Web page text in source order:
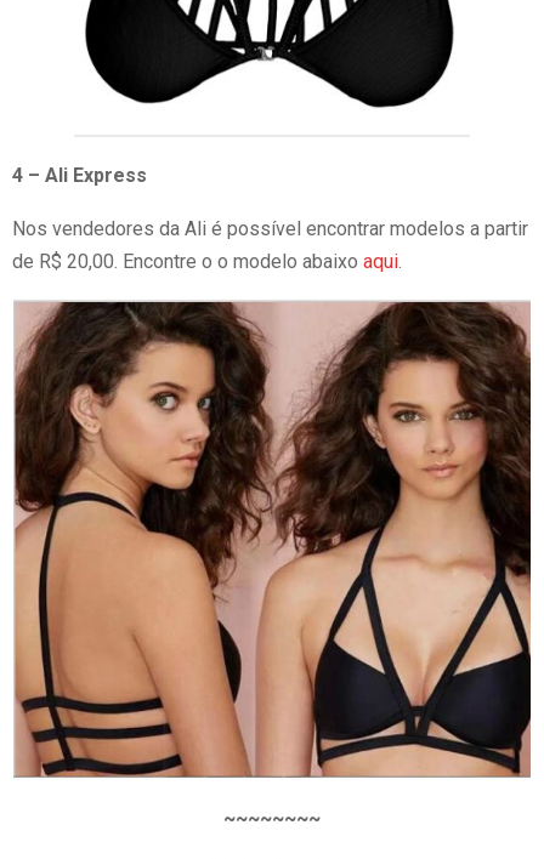
4 – Ali Express
Nos vendedores da Ali é possível encontrar modelos a partir
de R$ 20,00. Encontre o o modelo abaixo aqui.
~~~~~~~~